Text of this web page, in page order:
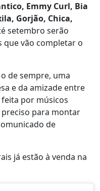
Emmy Curl, Bia
Gorjão, Chica,
setembro serão
que vão completar o
de sempre, uma
e da amizade entre
por músicos
para montar
de
já estão à venda na